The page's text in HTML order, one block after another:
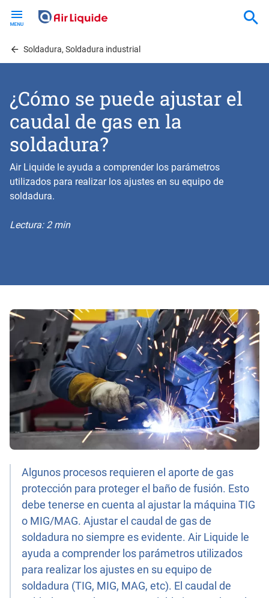
contentSoldadura, Soldadura industrial
¿Cómo se puede ajustar el
caudal de gas en la
soldadura?
Air Liquide le ayuda a comprender los parámetros
utilizados para realizar los ajustes en su equipo de
soldadura.
Lectura: 2 min
Algunos procesos requieren el aporte de gas
protección para proteger el baño de fusión. Esto
debe tenerse en cuenta al ajustar la máquina TIG
o MIG/MAG. Ajustar el caudal de gas de
soldadura no siempre es evidente. Air Liquide le
ayuda a comprender los parámetros utilizados
para realizar los ajustes en su equipo de
soldadura (TIG, MIG, MAG, etc). El caudal de